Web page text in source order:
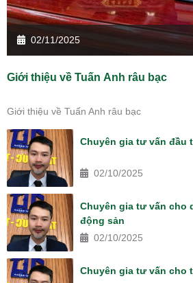
02/11/2025
Giới thiệu về Tuấn Anh râu bạc
Giới thiệu về Tuấn Anh râu bạc
Chuyên gia tư vấn đầu
02/10/2025
Chuyên gia tư vấn cho
động sản
02/10/2025
Chuyên gia tư vấn cho